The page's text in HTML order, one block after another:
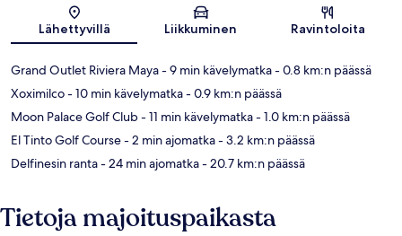
Kartta
Lähettyvillä Liikkuminen Ravintoloita
Grand Outlet Riviera Maya- 9 min kävelymatka- 0.8 km:n päässä
Xoximilco- 10 min kävelymatka- 0.9 km:n päässä
Moon Palace Golf Club- 11 min kävelymatka- 1.0 km:n päässä
El Tinto Golf Course- 2 min ajomatka- 3.2 km:n päässä
Delfinesin ranta- 24 min ajomatka- 20.7 km:n päässä
Tietoja majoituspaikasta